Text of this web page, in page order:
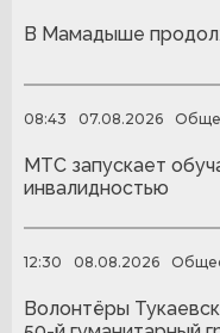
В Мамадыше
08:43 07.08.2026
МТС запускает
инвалидностью
12:30 08.08.2026
Волонтёры